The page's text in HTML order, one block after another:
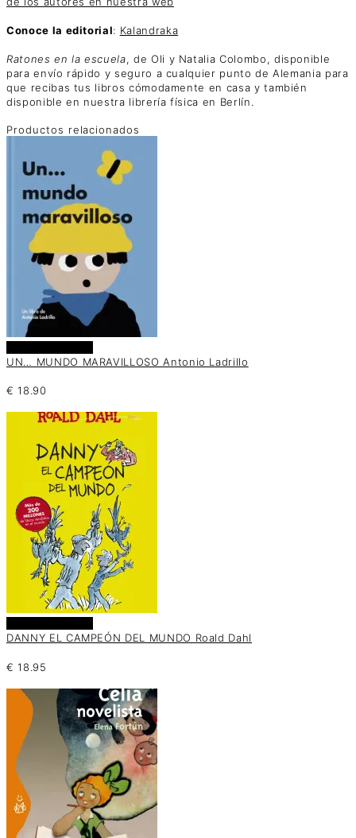
Conoce la editorial: Kalandraka
Ratones en la escuela, de Oli y Natalia Colombo, disponible
para envío rápido y seguro a cualquier punto de Alemania para
que recibas tus libros cómodamente en casa y también
disponible en nuestra librería física en Berlín.
Productos relacionados
UN… MUNDO MARAVILLOSO Antonio Ladrillo
€ 18.90
DANNY EL CAMPEÓN DEL MUNDO Roald Dahl
€ 18.95